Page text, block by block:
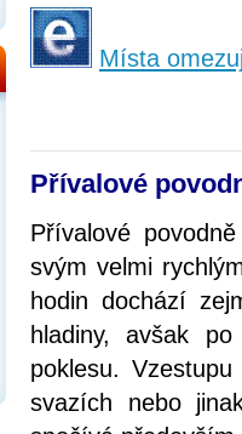
Místa
Přívalové
Přívalové
svým velmi
hodin dochází
hladiny, avšak
poklesu.
svazích nebo